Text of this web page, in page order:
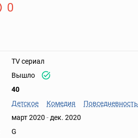
0
TV сериал
Вышло
40
Детское Комедия Повседневность
март 2020 - дек. 2020
G